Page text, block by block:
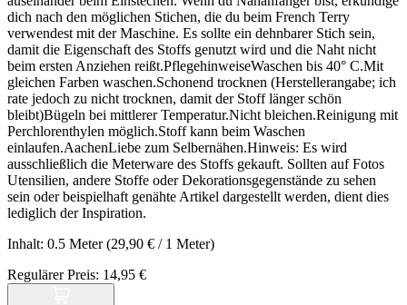
dich nach den möglichen Stichen, die du beim French Terry
verwendest mit der Maschine. Es sollte ein dehnbarer Stich sein,
damit die Eigenschaft des Stoffs genutzt wird und die Naht nicht
beim ersten Anziehen reißt.PflegehinweiseWaschen bis 40° C.Mit
gleichen Farben waschen.Schonend trocknen (Herstellerangabe; ich
rate jedoch zu nicht trocknen, damit der Stoff länger schön
bleibt)Bügeln bei mittlerer Temperatur.Nicht bleichen.Reinigung mit
Perchlorenthylen möglich.Stoff kann beim Waschen
einlaufen.AachenLiebe zum Selbernähen.Hinweis: Es wird
ausschließlich die Meterware des Stoffs gekauft. Sollten auf Fotos
Utensilien, andere Stoffe oder Dekorationsgegenstände zu sehen
sein oder beispielhaft genähte Artikel dargestellt werden, dient dies
lediglich der Inspiration.
Inhalt: 0.5 Meter(29,90 € / 1 Meter)
Regulärer Preis: 14,95 €